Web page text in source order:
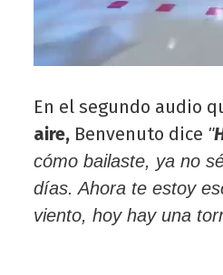
En el segundo audio
aire, Benvenuto dice "
cómo bailaste, ya no
días. Ahora te estoy
viento, hoy hay una